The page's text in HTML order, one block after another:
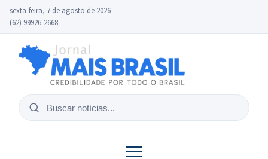
sexta-feira, 7 de agosto de 2026
(62) 99926-2668
Buscar